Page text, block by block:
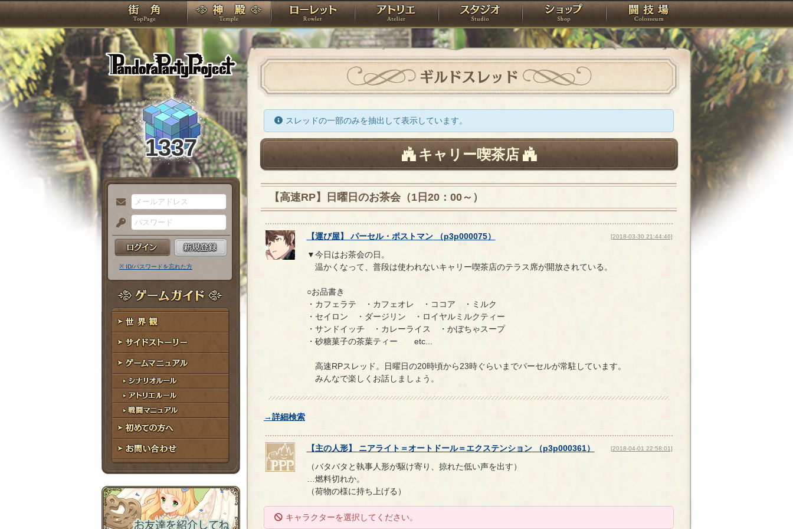
PandoraPartyProject
TOP 神殿 ローレット アトリエ スタジオ ショップ 闘技場
1337
メ
ー
ル
ア
ド
レ
ス
パ
ス
ー
ド
※ ID/パスワードを忘れた方
ゲームガイド
世界観
サイドストーリー
ゲームマニュアル
シナリオルール
アトリエルール
戦闘マニュアル
初めての方へ
お問い合わせ
ギルドスレッド
スレッドの一部のみを抽出して表示しています。
キャリー喫茶店
【高速RP】日曜日のお茶会（1日20：00～）
【運び屋】 パーセル・ ポストマン（p3p000075） [2018-03-30 21:44:46]
▼今日はお茶会の日。
温かくなって、普段は使われないキャリー喫茶店のテラス席が開放されている。
○お品書き
・カフェラテ ・カフェオレ ・ココア ・ミルク
・セイロン ・ダージリン ・ロイヤルミルクティー
・サンドイッチ ・カレーライス ・かぼちゃスープ
・砂糖菓子の茶葉ティー etc...
高速RPスレッド。日曜日の20時頃から23時ぐらいまでパーセルが常駐しています。
みんなで楽しくお話しましょう。
→詳細検索
【主の人形】 ニアライト ＝オートドール＝エクステンション（p3p000361） [2018-04-01 22:58:01]
（バタバタと執事人形が駆け寄り、掠れた低い声を出す）
…燃料切れか。
（荷物の様に持ち上げる）
キャラクターを選択してください。